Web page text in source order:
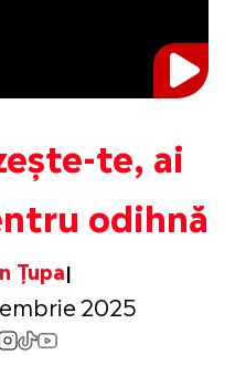
te, ai
odihnă
Țupa
2025